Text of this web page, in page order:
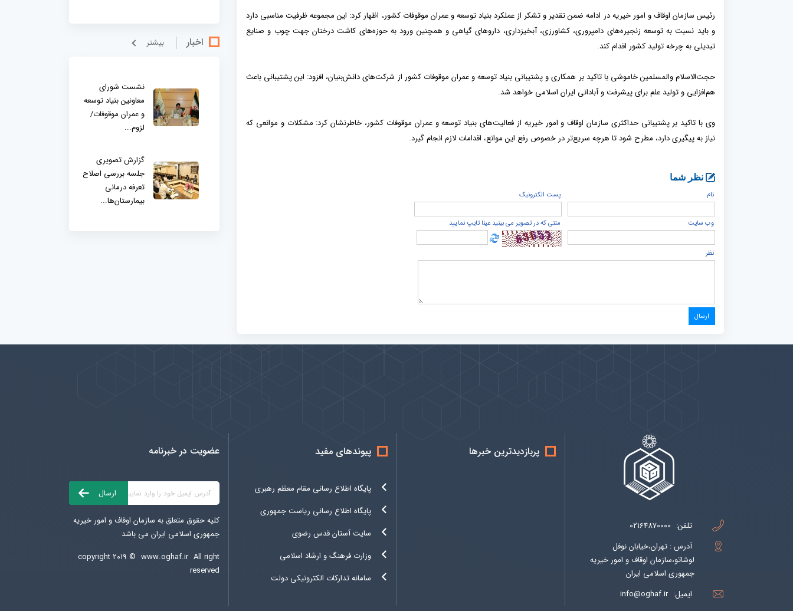
رئیس سازمان اوقاف و امور خیریه در ادامه ضمن تقدیر و تشکر از عملکرد بنیاد توسعه و عمران موقوفات کشور، اظهار کرد: این مجموعه ظرفیت مناسبی دارد
و باید نسبت به توسعه زنجیره‌های دامپروری، کشاورزی، آبخیزداری، داروهای گیاهی و همچنین ورود به حوزه‌های کاشت درختان جهت چوب و صنایع
تبدیلی به چرخه تولید کشور اقدام کند.
حجت‌الاسلام والمسلمین خاموشی با تاکید بر همکاری و پشتیبانی بنیاد توسعه و عمران موقوفات کشور از شرکت‌های دانش‌بنیان، افزود: این پشتیبانی باعث
هم‌افزایی و تولید علم برای پیشرفت و آبادانی ایران اسلامی خواهد شد.
وی با تاکید بر پشتیبانی حداکثری سازمان اوقاف و امور خیریه از فعالیت‌های بنیاد توسعه و عمران موقوفات کشور، خاطرنشان کرد: مشکلات و موانعی که
نیاز به پیگیری دارد، مطرح شود تا هرچه سریع‌تر در خصوص رفع این موانع، اقدامات لازم انجام گیرد.
نظر شما
نام
پست الكترونيک
وب سایت متنی که در تصویر می بینید عینا تایپ نمایید
نظر
اخبار بيشتر
نشست شورای
معاونین بنیاد توسعه
و عمران موقوفات/
لزوم...
گزارش تصویری
جلسه بررسی اصلاح
تعرفه درمانی
بیمارستان‌ها...
تلفن: 02164870000
آدرس : تهران،خیابان نوفل
لوشاتو،سازمان اوقاف و امور خیریه
جمهوری اسلامی ایران
ایمیل: info@oghaf.ir
پربازدیدترین خبرها پیوندهای مفید
پایگاه اطلاع رسانی مقام معظم رهبری
پایگاه اطلاع رسانی ریاست جمهوری
سایت آستان قدس رضوی
وزارت فرهنگ و ارشاد اسلامی
سامانه تدارکات الکترونیکی دولت
عضویت در خبرنامه
کلیه حقوق متعلق به سازمان اوقاف و امور خیریه
جمهوری اسلامی ایران می باشد
copyright ۲۰۱۹ © www.oghaf.ir All right
reserved